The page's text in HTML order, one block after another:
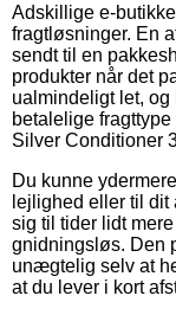
Adskillige e-
fragtløsninger. En
sendt til en
produkter når det
ualmindeligt let,
betalelige
Silver Conditioner
Du kunne
lejlighed eller til
sig til tider lidt
gnidningsløs. Den
unægtelig selv at
at du lever i kort